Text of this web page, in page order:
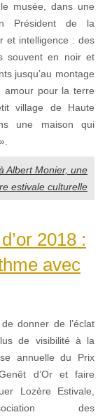
musée, dans une
Président de la
et intelligence : des
souvent en noir et
jusqu’au montage
amour pour la terre
village de Haute
une maison qui
Albert Monier, une
estivale culturelle
2018 :
avec
donner de l’éclat
de visibilité à la
annuelle du Prix
d’Or et faire
Lozère Estivale,
des